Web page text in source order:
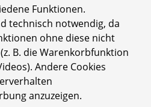
Funktionen.
technisch notwendig, da
ohne diese nicht
B. die Warenkorbfunktion
Andere Cookies
anzuzeigen.